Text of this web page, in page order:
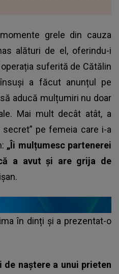
grele din cauza
alături de el, oferindu-i
suferită de Cătălin
a făcut anunțul pe
aducă mulțumiri nu doar
Mai mult decât atât, a
pe femeia care i-a
„Îi mulțumesc partenerei
a avut și are grija de
în dinți și a prezentat-o
de naștere a unui prieten